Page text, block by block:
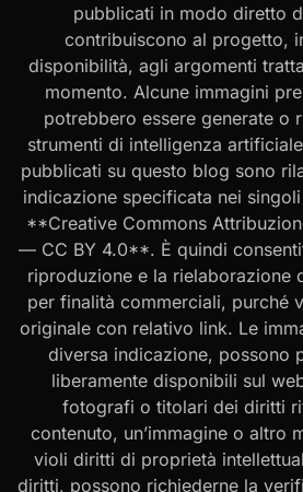
pubblicati in modo diretto
contribuiscono al progetto,
disponibilità, agli argomenti
momento. Alcune immagini
potrebbero essere generate o
strumenti di intelligenza
pubblicati su questo blog sono
indicazione specificata nei
**Creative Commons
— CC BY 4.0**. È quindi
riproduzione e la rielaborazione
per finalità commerciali, purché
originale con relativo link. Le
diversa indicazione, possono
liberamente disponibili sul
fotografi o titolari dei diritti
contenuto, un’immagine o altro
violi diritti di proprietà
diritti, possono richiederne la